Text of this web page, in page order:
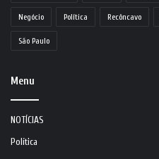
Negócio Política Recôncavo
São Paulo
Menu
NOTÍCIAS
Política